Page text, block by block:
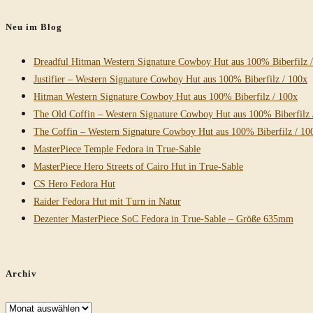
Neu im Blog
Dreadful Hitman Western Signature Cowboy Hut aus 100% Biberfilz
Justifier – Western Signature Cowboy Hut aus 100% Biberfilz / 100x
Hitman Western Signature Cowboy Hut aus 100% Biberfilz / 100x
The Old Coffin – Western Signature Cowboy Hut aus 100% Biberfilz
The Coffin – Western Signature Cowboy Hut aus 100% Biberfilz /
MasterPiece Temple Fedora in True-Sable
MasterPiece Hero Streets of Cairo Hut in True-Sable
CS Hero Fedora Hut
Raider Fedora Hut mit Turn in Natur
Dezenter MasterPiece SoC Fedora in True-Sable – Größe 635mm
Archiv
Archiv